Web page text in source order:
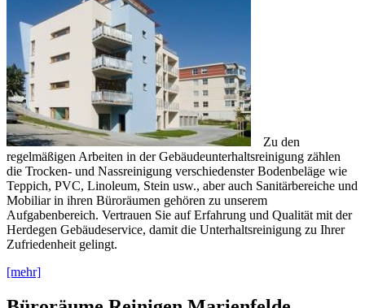
Zu den
regelmäßigen Arbeiten in der Gebäudeunterhaltsreinigung zählen
die Trocken- und Nassreinigung verschiedenster Bodenbeläge wie
Teppich, PVC, Linoleum, Stein usw., aber auch Sanitärbereiche und
Mobiliar in ihren Büroräumen gehören zu unserem
Aufgabenbereich. Vertrauen Sie auf Erfahrung und Qualität mit der
Herdegen Gebäudeservice, damit die Unterhaltsreinigung zu Ihrer
Zufriedenheit gelingt.
[mehr]